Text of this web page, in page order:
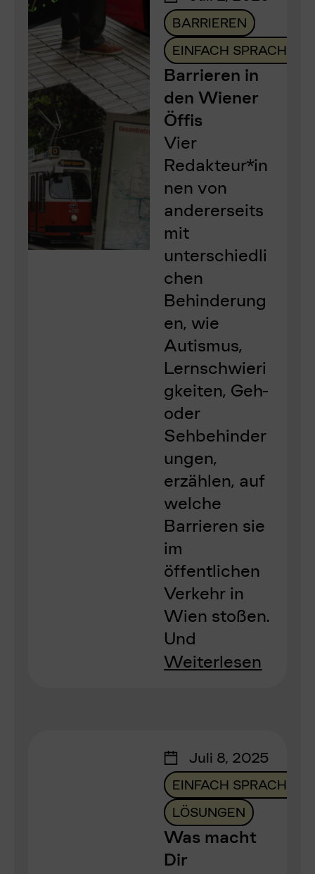
BARRIEREN
EINFACH SPRACHE
Barrieren in
den Wiener
Öffis
Vier
Redakteur*in
nen von
andererseits
mit
unterschiedli
chen
Behinderung
en, wie
Autismus,
Lernschwieri
gkeiten, Geh-
oder
Sehbehinder
ungen,
erzählen, auf
welche
Barrieren sie
im
öffentlichen
Verkehr in
Wien stoßen.
Und
Weiterlesen
Juli 8, 2025
EINFACH SPRACHE
LÖSUNGEN
Was macht
Dir